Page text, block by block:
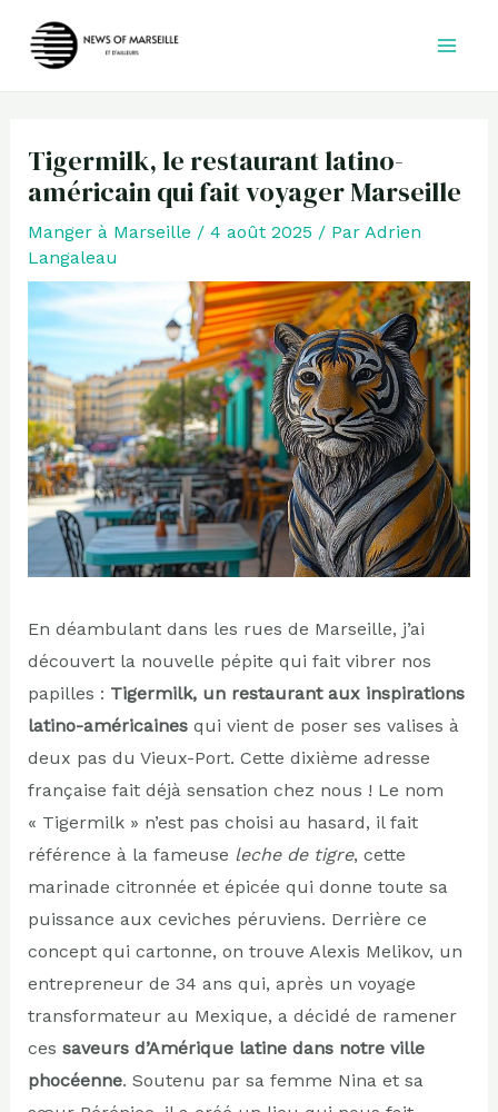
Tigermilk, le restaurant latino-
américain qui fait voyager Marseille
Manger à Marseille / 4 août 2025 / Par Adrien
Langaleau
En déambulant dans les rues de Marseille, j’ai
découvert la nouvelle pépite qui fait vibrer nos
papilles : Tigermilk, un restaurant aux inspirations
latino-américainesqui vient de poser ses valises à
deux pas du Vieux-Port. Cette dixième adresse
française fait déjà sensation chez nous ! Le nom
« Tigermilk » n’est pas choisi au hasard, il fait
référence à la fameuse leche de tigre, cette
marinade citronnée et épicée qui donne toute sa
puissance aux ceviches péruviens. Derrière ce
concept qui cartonne, on trouve Alexis Melikov, un
entrepreneur de 34 ans qui, après un voyage
transformateur au Mexique, a décidé de ramener
ces saveurs d’Amérique latine dans notre ville
phocéenne. Soutenu par sa femme Nina et sa